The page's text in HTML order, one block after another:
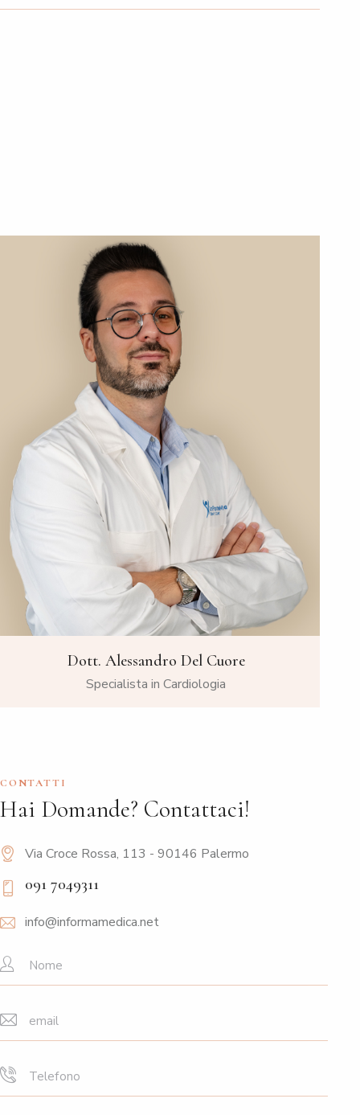
Dott. Alessandro Del Cuore
Specialista in Cardiologia
CONTATTI
Hai Domande? Contattaci!
Via Croce Rossa, 113 - 90146 Palermo
091 7049311
info@informamedica.net